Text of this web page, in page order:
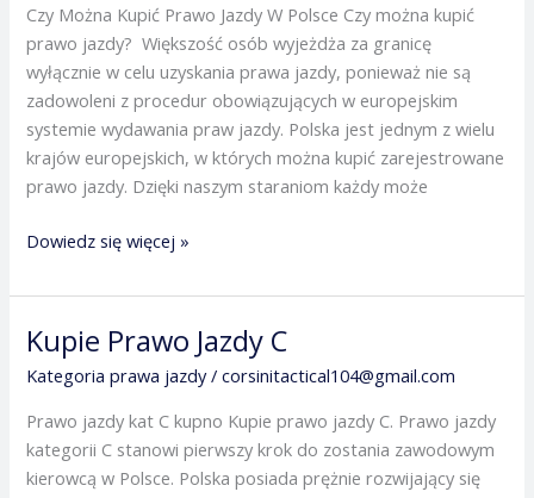
Czy Można Kupić Prawo Jazdy W Polsce Czy można kupić
prawo jazdy? Większość osób wyjeżdża za granicę
wyłącznie w celu uzyskania prawa jazdy, ponieważ nie są
zadowoleni z procedur obowiązujących w europejskim
systemie wydawania praw jazdy. Polska jest jednym z wielu
krajów europejskich, w których można kupić zarejestrowane
prawo jazdy. Dzięki naszym staraniom każdy może
Prawo
Jazdy
Dowiedz się więcej »
Kupie Prawo Jazdy C
Kategoria prawa jazdy/corsinitactical104@gmail.com
Prawo jazdy kat C kupno Kupie prawo jazdy C. Prawo jazdy
kategorii C stanowi pierwszy krok do zostania zawodowym
kierowcą w Polsce. Polska posiada prężnie rozwijający się
Kupie
Prawo
Jazdy
C